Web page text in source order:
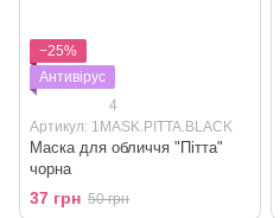
−25%
Антивірус
4
Артикул: 1MASK.PITTA.BLACK
Маска для обличчя "Пітта"
чорна
37 грн 50 грн